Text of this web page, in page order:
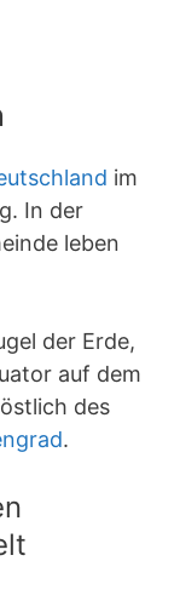
im
In der
leben
der Erde,
auf dem
des
.